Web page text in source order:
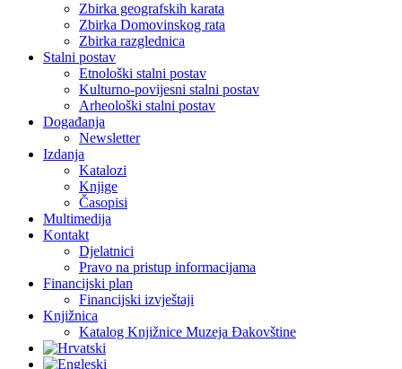
Zbirka geografskih karata
Zbirka Domovinskog rata
Zbirka razglednica
Stalni postav
Etnološki stalni postav
Kulturno-povijesni stalni postav
Arheološki stalni postav
Događanja
Newsletter
Izdanja
Katalozi
Knjige
Časopisi
Multimedija
Kontakt
Djelatnici
Pravo na pristup informacijama
Financijski plan
Financijski izvještaji
Knjižnica
Katalog Knjižnice Muzeja Đakovštine